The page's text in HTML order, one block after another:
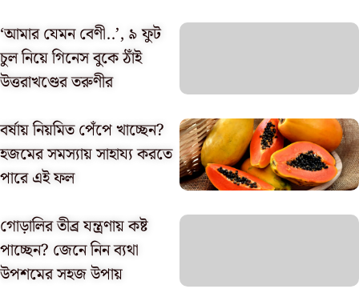
‘আমার যেমন বেণী..’, ৯ ফুট
চুল নিয়ে গিনেস বুকে ঠাঁই
উত্তরাখণ্ডের তরুণীর
বর্ষায় নিয়মিত পেঁপে খাচ্ছেন?
হজমের সমস্যায় সাহায্য করতে
পারে এই ফল
গোড়ালির তীব্র যন্ত্রণায় কষ্ট
পাচ্ছেন? জেনে নিন ব্যথা
উপশমের সহজ উপায়